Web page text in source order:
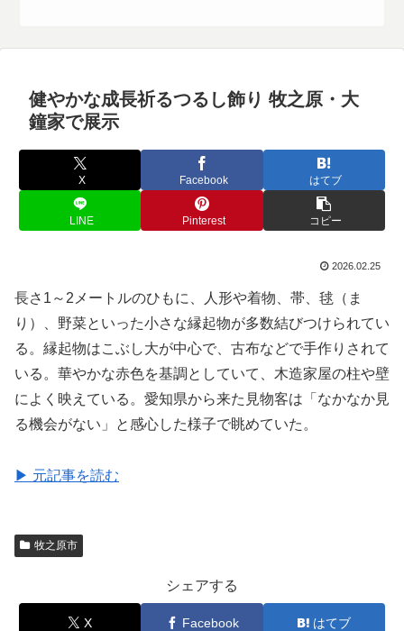
健やかな成長祈るつるし飾り 牧之原・大
鐘家で展示
X Facebook はてブ
LINE Pinterest コピー
2026.02.25
長さ1～2メートルのひもに、人形や着物、帯、毬（ま
り）、野菜といった小さな縁起物が多数結びつけられてい
る。縁起物はこぶし大が中心で、古布などで手作りされて
いる。華やかな赤色を基調としていて、木造家屋の柱や壁
によく映えている。愛知県から来た見物客は「なかなか見
る機会がない」と感心した様子で眺めていた。
▶ 元記事を読む
牧之原市
シェアする
X Facebook はてブ